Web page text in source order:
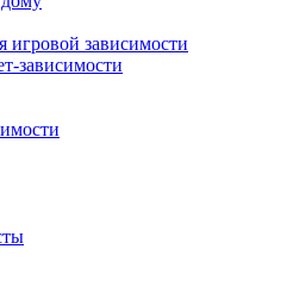
игровой зависимости
зависимости